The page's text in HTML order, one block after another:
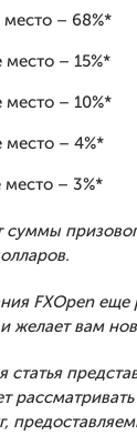
место – 68%*
место – 15%*
место – 10%*
место – 4%*
место – 3%*
суммы
FXOpen еще
и желает вам
статья